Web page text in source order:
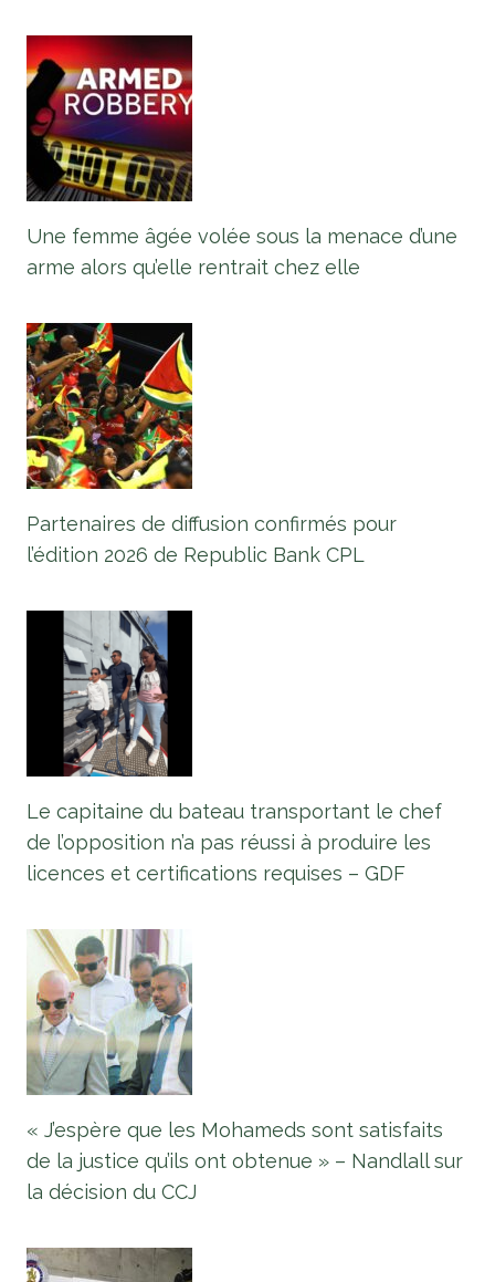
Une femme âgée volée sous la menace d’une
arme alors qu’elle rentrait chez elle
Partenaires de diffusion confirmés pour
l’édition 2026 de Republic Bank CPL
Le capitaine du bateau transportant le chef
de l’opposition n’a pas réussi à produire les
licences et certifications requises – GDF
« J’espère que les Mohameds sont satisfaits
de la justice qu’ils ont obtenue » – Nandlall sur
la décision du CCJ